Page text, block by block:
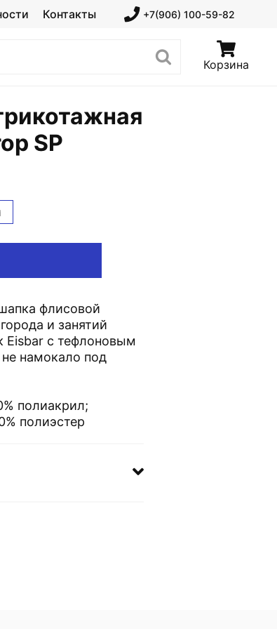
Контакты +7(906) 100-59-82
Корзина
SP
флисовой
и занятий
Eisbar с тефлоновым
намокало под
полиакрил;
полиэстер